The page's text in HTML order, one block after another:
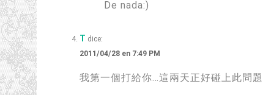
De nada:)
T dice:
2011/04/28 en 7:49 PM
我第一個打給你…這兩天正好碰上此問題